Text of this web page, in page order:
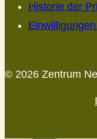
Historie der
© 2026 Zentrum